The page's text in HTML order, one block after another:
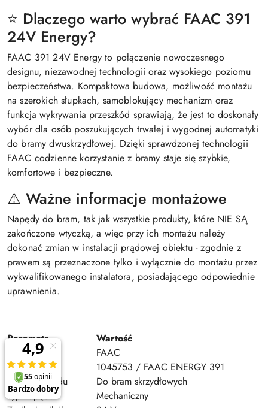
⭐ Dlaczego warto wybrać FAAC 391
24V Energy?
FAAC 391 24V Energy to połączenie nowoczesnego
designu, niezawodnej technologii oraz wysokiego poziomu
bezpieczeństwa. Kompaktowa budowa, możliwość montażu
na szerokich słupkach, samoblokujący mechanizm oraz
funkcja wykrywania przeszkód sprawiają, że jest to doskonały
wybór dla osób poszukujących trwałej i wygodnej automatyki
do bramy dwuskrzydłowej. Dzięki sprawdzonej technologii
FAAC codzienne korzystanie z bramy staje się szybkie,
komfortowe i bezpieczne.
⚠️ Ważne informacje montażowe
Napędy do bram, tak jak wszystkie produkty, które NIE SĄ
zakończone wtyczką, a więc przy ich montażu należy
dokonać zmian w instalacji prądowej obiektu - zgodnie z
prawem są przeznaczone tylko i wyłącznie do montażu przez
wykwalifikowanego instalatora, posiadającego odpowiednie
uprawnienia.
Parametr
Wartość
Marka
FAAC
Model
1045753 / FAAC ENERGY 391
Rodzaj napędu
Do bram skrzydłowych
Typ napędu
Mechaniczny